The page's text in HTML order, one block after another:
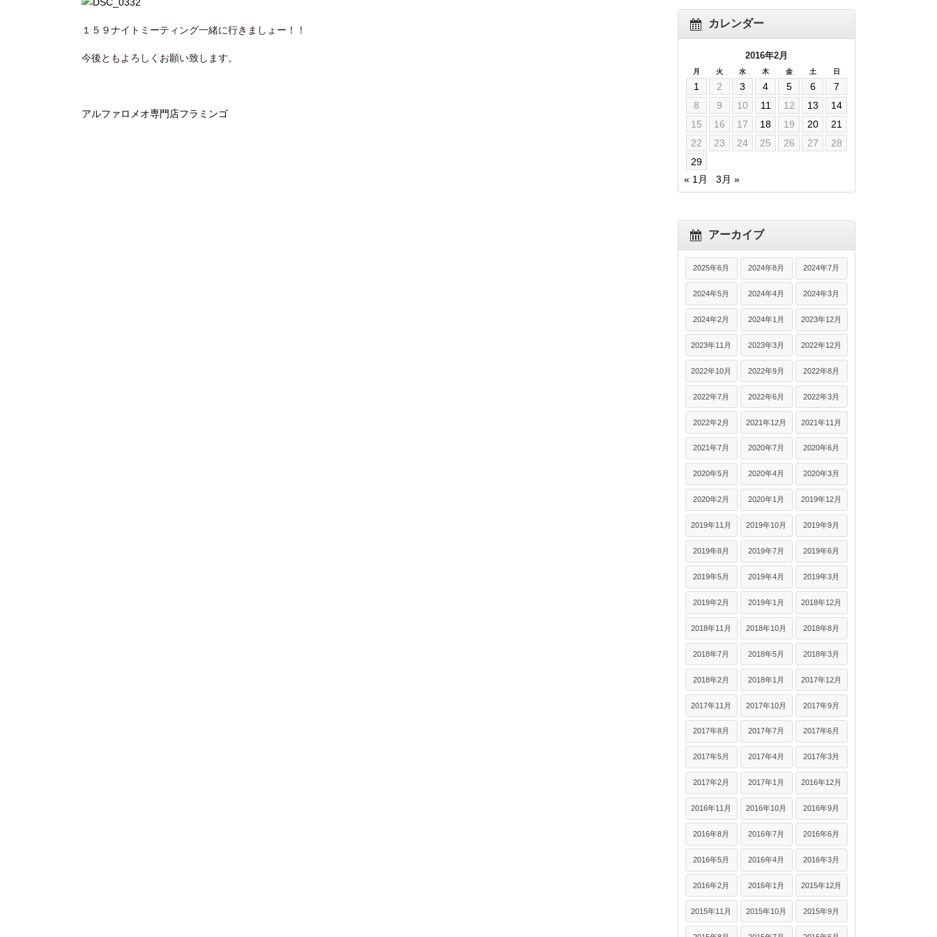
１５９ナイトミーティング一緒に行きましょー！！
今後ともよろしくお願い致します。
アルファロメオ専門店フラミンゴ
カレンダー
2016年2月
月 火 水 木 金 土 日
1 2 3 4 5 6
7
8
9 10 11 12 13
14
15
16 17 18 19 20
21
22
23 24 25 26 27
28
29
« 1月
3月 »
アーカイブ
2025年6月 2024年8月 2024年7月
2024年5月 2024年4月 2024年3月
2024年2月 2024年1月 2023年12月
2023年11月 2023年3月 2022年12月
2022年10月 2022年9月 2022年8月
2022年7月 2022年6月 2022年3月
2022年2月 2021年12月 2021年11月
2021年7月 2020年7月 2020年6月
2020年5月 2020年4月 2020年3月
2020年2月 2020年1月 2019年12月
2019年11月 2019年10月 2019年9月
2019年8月 2019年7月 2019年6月
2019年5月 2019年4月 2019年3月
2019年2月 2019年1月 2018年12月
2018年11月 2018年10月 2018年8月
2018年7月 2018年5月 2018年3月
2018年2月 2018年1月 2017年12月
2017年11月 2017年10月 2017年9月
2017年8月 2017年7月 2017年6月
2017年5月 2017年4月 2017年3月
2017年2月 2017年1月 2016年12月
2016年11月 2016年10月 2016年9月
2016年8月 2016年7月 2016年6月
2016年5月 2016年4月 2016年3月
2016年2月 2016年1月 2015年12月
2015年11月 2015年10月 2015年9月